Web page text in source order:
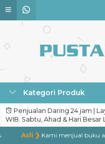
Kategori Produk
Penjualan Daring 24 jam |
WIB. Sabtu, Ahad & Hari Besar
Asli ❯ Kami menjual buku